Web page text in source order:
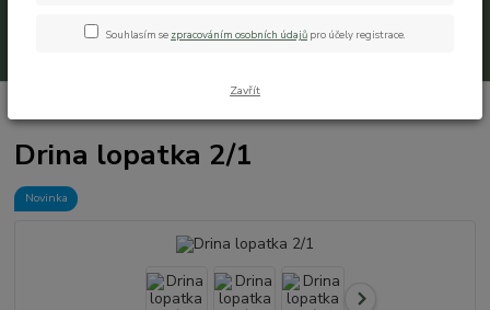
Drina lopatka 2/1
Novinka
Souhlasím se zpracováním osobních údajů pro účely registrace.
Zavřít